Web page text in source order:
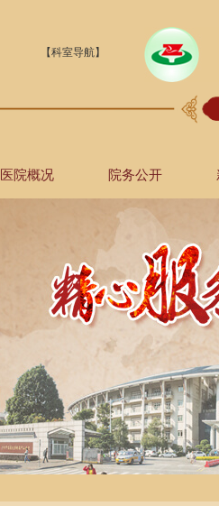
【科室导航】
医院概况 院务公开